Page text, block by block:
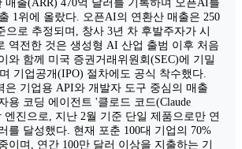
매출(ARR) 470억 달러를 기록하며 오픈AI를
1위에 올랐다. 오픈AI의 연환산 매출은 250
으로 추정되며, 창사 3년 차 후발주자가 시
역전한 것은 생성형 AI 산업 출범 이후 처음
와 함께 미국 증권거래위원회(SEC)에 기밀
기업공개(IPO) 절차에도 공식 착수했다.
은 기업용 API와 개발자 도구 중심의 매출
용 코딩 에이전트 '클로드 코드(Claude
엔진으로, 지난 2월 기준 단일 제품으로만 연
를 달성했다. 현재 포춘 100대 기업의 70%
이며, 연간 100만 달러 이상을 지출하는 기